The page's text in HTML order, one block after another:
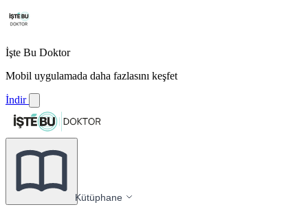
İşte Bu Doktor
Mobil uygulamada daha fazlasını keşfet
İndir
Kütüphane